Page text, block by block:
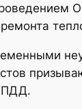
ПДД.